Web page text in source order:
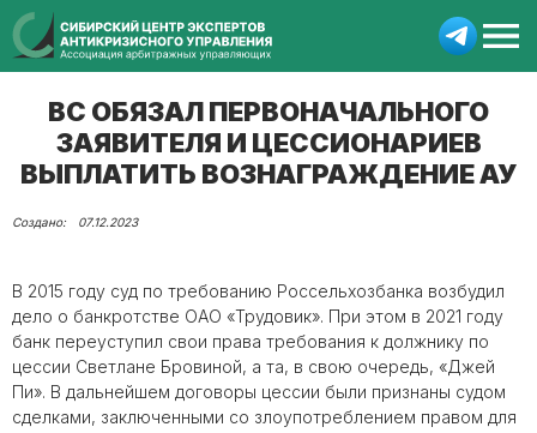
ВС ОБЯЗАЛ ПЕРВОНАЧАЛЬНОГО
ЗАЯВИТЕЛЯ И ЦЕССИОНАРИЕВ
ВЫПЛАТИТЬ ВОЗНАГРАЖДЕНИЕ АУ
07.12.2023
В 2015 году суд по требованию Россельхозбанка возбудил
дело о банкротстве ОАО «Трудовик». При этом в 2021 году
банк переуступил свои права требования к должнику по
цессии Светлане Бровиной, а та, в свою очередь, «Джей
Пи». В дальнейшем договоры цессии были признаны судом
сделками, заключенными со злоупотреблением правом для